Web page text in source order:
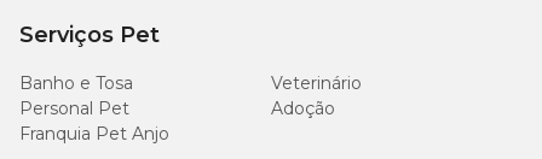
Serviços Pet
Banho e Tosa
Veterinário
Personal Pet
Adoção
Franquia Pet Anjo